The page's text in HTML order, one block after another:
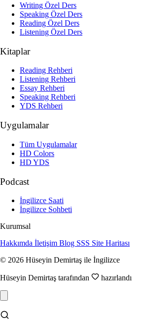
Writing Özel Ders
Speaking Özel Ders
Reading Özel Ders
Listening Özel Ders
Kitaplar
Reading Rehberi
Listening Rehberi
Essay Rehberi
Speaking Rehberi
YDS Rehberi
Uygulamalar
Tüm Uygulamalar
HD Colors
HD YDS
Podcast
İngilizce Saati
İngilizce Sohbeti
Kurumsal
Hakkımda İletişim Blog SSS Site Haritası
© 2026 Hüseyin Demirtaş ile İngilizce
Hüseyin Demirtaş tarafından hazırlandı